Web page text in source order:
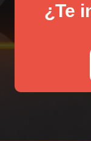
¿Te